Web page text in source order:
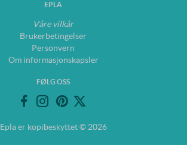
EPLA
Våre vilkår
Brukerbetingelser
Personvern
Om informasjonskapsler
FØLG OSS
Epla er kopibeskyttet © 2026